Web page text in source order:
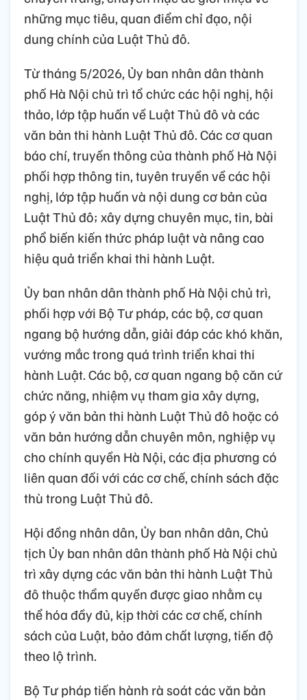
những mục tiêu, quan điểm chỉ đạo, nội
dung chính của Luật Thủ đô.
Từ tháng 5/2026, Ủy ban nhân dân thành
phố Hà Nội chủ trì tổ chức các hội nghị, hội
thảo, lớp tập huấn về Luật Thủ đô và các
văn bản thi hành Luật Thủ đô. Các cơ quan
báo chí, truyền thông của thành phố Hà Nội
phối hợp thông tin, tuyên truyền về các hội
nghị, lớp tập huấn và nội dung cơ bản của
Luật Thủ đô; xây dựng chuyên mục, tin, bài
phổ biến kiến thức pháp luật và nâng cao
hiệu quả triển khai thi hành Luật.
Ủy ban nhân dân thành phố Hà Nội chủ trì,
phối hợp với Bộ Tư pháp, các bộ, cơ quan
ngang bộ hướng dẫn, giải đáp các khó khăn,
vướng mắc trong quá trình triển khai thi
hành Luật. Các bộ, cơ quan ngang bộ căn cứ
chức năng, nhiệm vụ tham gia xây dựng,
góp ý văn bản thi hành Luật Thủ đô hoặc có
văn bản hướng dẫn chuyên môn, nghiệp vụ
cho chính quyền Hà Nội, các địa phương có
liên quan đối với các cơ chế, chính sách đặc
thù trong Luật Thủ đô.
Hội đồng nhân dân, Ủy ban nhân dân, Chủ
tịch Ủy ban nhân dân thành phố Hà Nội chủ
trì xây dựng các văn bản thi hành Luật Thủ
đô thuộc thẩm quyền được giao nhằm cụ
thể hóa đầy đủ, kịp thời các cơ chế, chính
sách của Luật, bảo đảm chất lượng, tiến độ
theo lộ trình.
Bộ Tư pháp tiến hành rà soát các văn bản